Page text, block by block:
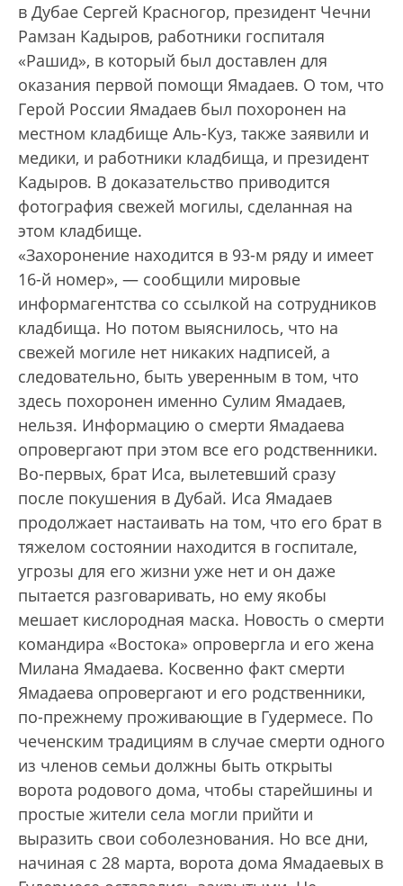
в Дубае Сергей Красногор, президент Чечни
Рамзан Кадыров, работники госпиталя
«Рашид», в который был доставлен для
оказания первой помощи Ямадаев. О том, что
Герой России Ямадаев был похоронен на
местном кладбище Аль-Куз, также заявили и
медики, и работники кладбища, и президент
Кадыров. В доказательство приводится
фотография свежей могилы, сделанная на
этом кладбище.
«Захоронение находится в 93-м ряду и имеет
16-й номер», — сообщили мировые
информагентства со ссылкой на сотрудников
кладбища. Но потом выяснилось, что на
свежей могиле нет никаких надписей, а
следовательно, быть уверенным в том, что
здесь похоронен именно Сулим Ямадаев,
нельзя. Информацию о смерти Ямадаева
опровергают при этом все его родственники.
Во-первых, брат Иса, вылетевший сразу
после покушения в Дубай. Иса Ямадаев
продолжает настаивать на том, что его брат в
тяжелом состоянии находится в госпитале,
угрозы для его жизни уже нет и он даже
пытается разговаривать, но ему якобы
мешает кислородная маска. Новость о смерти
командира «Востока» опровергла и его жена
Милана Ямадаева. Косвенно факт смерти
Ямадаева опровергают и его родственники,
по-прежнему проживающие в Гудермесе. По
чеченским традициям в случае смерти одного
из членов семьи должны быть открыты
ворота родового дома, чтобы старейшины и
простые жители села могли прийти и
выразить свои соболезнования. Но все дни,
начиная с 28 марта, ворота дома Ямадаевых в